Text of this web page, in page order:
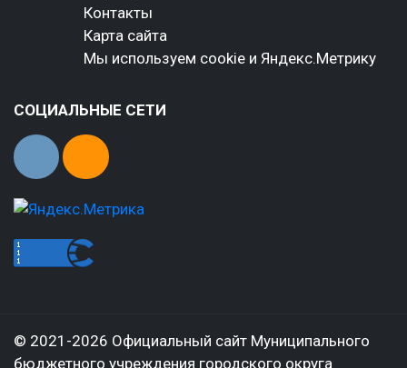
Контакты
Карта сайта
Мы используем cookie и Яндекс.Метрику
СОЦИАЛЬНЫЕ СЕТИ
© 2021-2026 Официальный сайт Муниципального
бюджетного учреждения городского округа